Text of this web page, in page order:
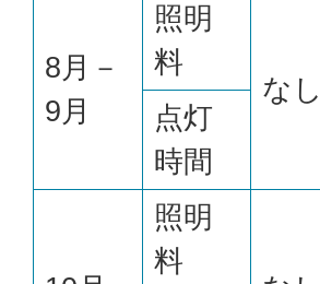
8月－
9月
照明
料
なし
点灯
時間
照明
料